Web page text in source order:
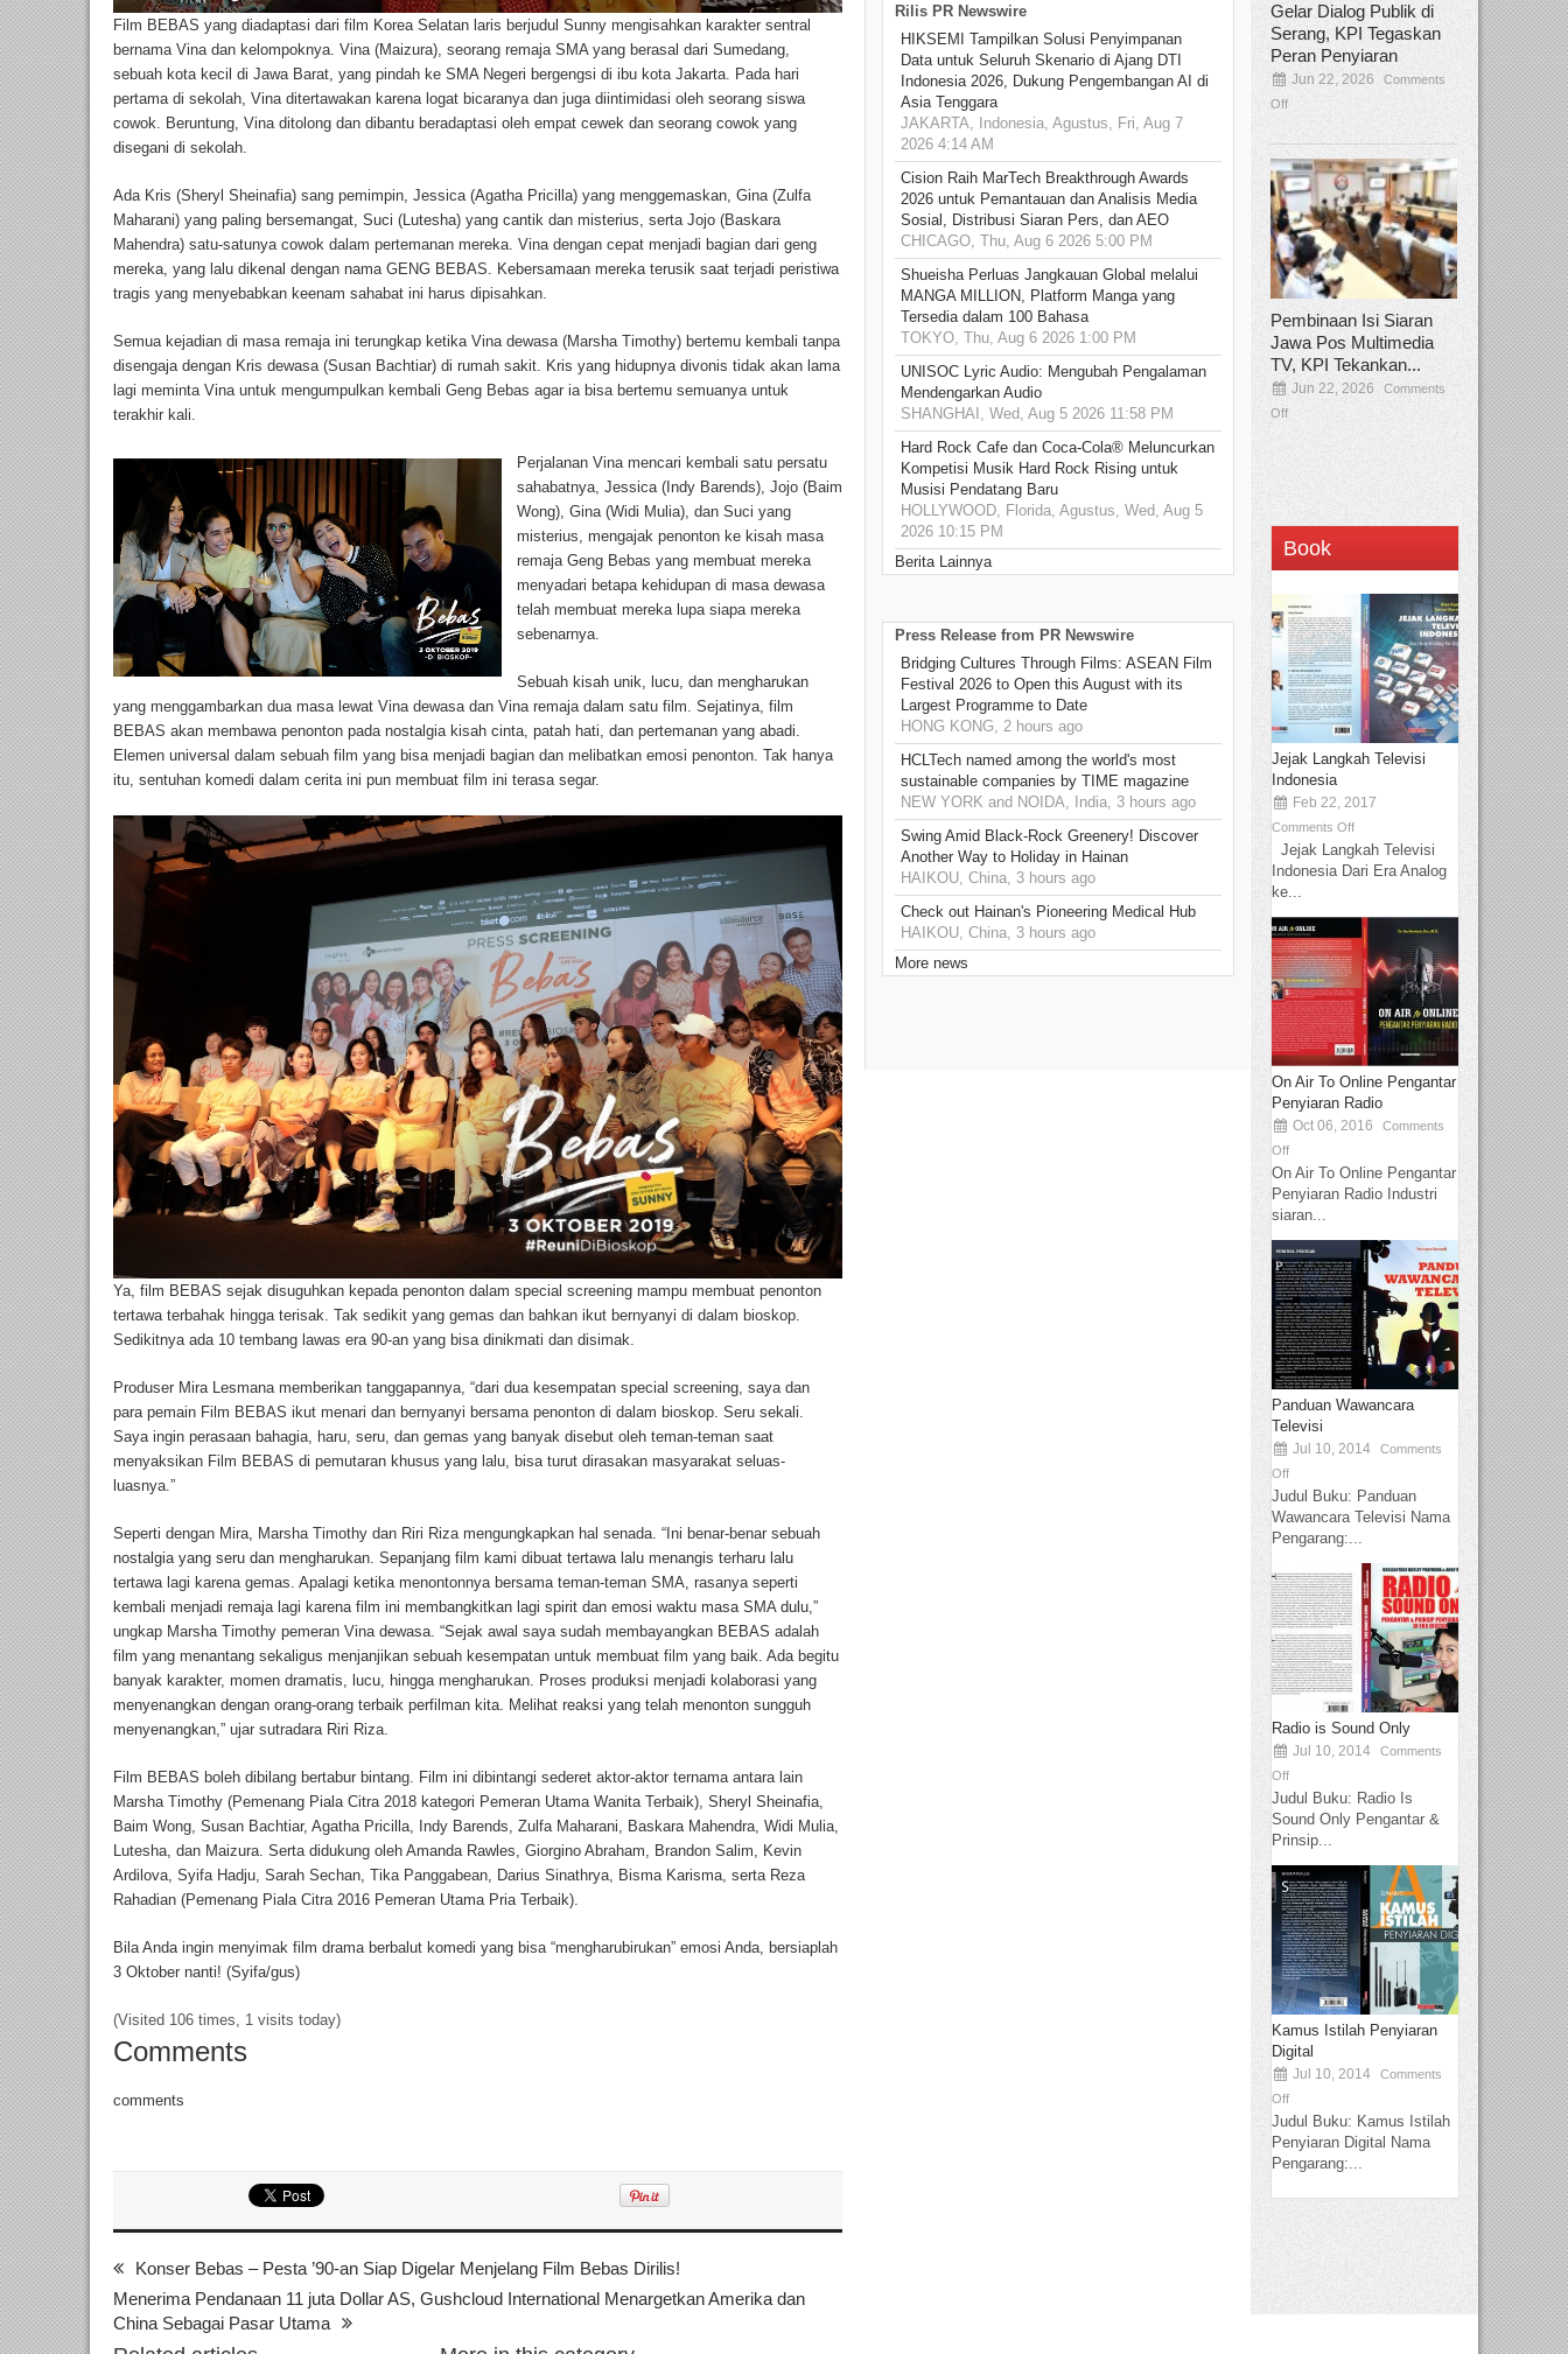
Film BEBAS yang diadaptasi dari film Korea Selatan laris berjudul Sunny mengisahkan karakter sentral
bernama Vina dan kelompoknya. Vina (Maizura), seorang remaja SMA yang berasal dari Sumedang,
sebuah kota kecil di Jawa Barat, yang pindah ke SMA Negeri bergengsi di ibu kota Jakarta. Pada hari
pertama di sekolah, Vina ditertawakan karena logat bicaranya dan juga diintimidasi oleh seorang siswa
cowok. Beruntung, Vina ditolong dan dibantu beradaptasi oleh empat cewek dan seorang cowok yang
disegani di sekolah.
Ada Kris (Sheryl Sheinafia) sang pemimpin, Jessica (Agatha Pricilla) yang menggemaskan, Gina (Zulfa
Maharani) yang paling bersemangat, Suci (Lutesha) yang cantik dan misterius, serta Jojo (Baskara
Mahendra) satu-satunya cowok dalam pertemanan mereka. Vina dengan cepat menjadi bagian dari geng
mereka, yang lalu dikenal dengan nama GENG BEBAS. Kebersamaan mereka terusik saat terjadi peristiwa
tragis yang menyebabkan keenam sahabat ini harus dipisahkan.
Semua kejadian di masa remaja ini terungkap ketika Vina dewasa (Marsha Timothy) bertemu kembali tanpa
disengaja dengan Kris dewasa (Susan Bachtiar) di rumah sakit. Kris yang hidupnya divonis tidak akan lama
lagi meminta Vina untuk mengumpulkan kembali Geng Bebas agar ia bisa bertemu semuanya untuk
terakhir kali.
Perjalanan Vina mencari kembali satu persatu
sahabatnya, Jessica (Indy Barends), Jojo (Baim
Wong), Gina (Widi Mulia), dan Suci yang
misterius, mengajak penonton ke kisah masa
remaja Geng Bebas yang membuat mereka
menyadari betapa kehidupan di masa dewasa
telah membuat mereka lupa siapa mereka
sebenarnya.
Sebuah kisah unik, lucu, dan mengharukan
yang menggambarkan dua masa lewat Vina dewasa dan Vina remaja dalam satu film. Sejatinya, film
BEBAS akan membawa penonton pada nostalgia kisah cinta, patah hati, dan pertemanan yang abadi.
Elemen universal dalam sebuah film yang bisa menjadi bagian dan melibatkan emosi penonton. Tak hanya
itu, sentuhan komedi dalam cerita ini pun membuat film ini terasa segar.
Ya, film BEBAS sejak disuguhkan kepada penonton dalam special screening mampu membuat penonton
tertawa terbahak hingga terisak. Tak sedikit yang gemas dan bahkan ikut bernyanyi di dalam bioskop.
Sedikitnya ada 10 tembang lawas era 90-an yang bisa dinikmati dan disimak.
Produser Mira Lesmana memberikan tanggapannya, “dari dua kesempatan special screening, saya dan
para pemain Film BEBAS ikut menari dan bernyanyi bersama penonton di dalam bioskop. Seru sekali.
Saya ingin perasaan bahagia, haru, seru, dan gemas yang banyak disebut oleh teman-teman saat
menyaksikan Film BEBAS di pemutaran khusus yang lalu, bisa turut dirasakan masyarakat seluas-
luasnya.”
Seperti dengan Mira, Marsha Timothy dan Riri Riza mengungkapkan hal senada. “Ini benar-benar sebuah
nostalgia yang seru dan mengharukan. Sepanjang film kami dibuat tertawa lalu menangis terharu lalu
tertawa lagi karena gemas. Apalagi ketika menontonnya bersama teman-teman SMA, rasanya seperti
kembali menjadi remaja lagi karena film ini membangkitkan lagi spirit dan emosi waktu masa SMA dulu,”
ungkap Marsha Timothy pemeran Vina dewasa. “Sejak awal saya sudah membayangkan BEBAS adalah
film yang menantang sekaligus menjanjikan sebuah kesempatan untuk membuat film yang baik. Ada begitu
banyak karakter, momen dramatis, lucu, hingga mengharukan. Proses produksi menjadi kolaborasi yang
menyenangkan dengan orang-orang terbaik perfilman kita. Melihat reaksi yang telah menonton sungguh
menyenangkan,” ujar sutradara Riri Riza.
Film BEBAS boleh dibilang bertabur bintang. Film ini dibintangi sederet aktor-aktor ternama antara lain
Marsha Timothy (Pemenang Piala Citra 2018 kategori Pemeran Utama Wanita Terbaik), Sheryl Sheinafia,
Baim Wong, Susan Bachtiar, Agatha Pricilla, Indy Barends, Zulfa Maharani, Baskara Mahendra, Widi Mulia,
Lutesha, dan Maizura. Serta didukung oleh Amanda Rawles, Giorgino Abraham, Brandon Salim, Kevin
Ardilova, Syifa Hadju, Sarah Sechan, Tika Panggabean, Darius Sinathrya, Bisma Karisma, serta Reza
Rahadian (Pemenang Piala Citra 2016 Pemeran Utama Pria Terbaik).
Bila Anda ingin menyimak film drama berbalut komedi yang bisa “mengharubirukan” emosi Anda, bersiaplah
3 Oktober nanti! (Syifa/gus)
(Visited 106 times, 1 visits today)
Comments
comments
Konser Bebas – Pesta ’90-an Siap Digelar Menjelang Film Bebas Dirilis!
Menerima Pendanaan 11 juta Dollar AS, Gushcloud International Menargetkan Amerika dan
China Sebagai Pasar Utama
Rilis PR Newswire
HIKSEMI Tampilkan Solusi Penyimpanan
Data untuk Seluruh Skenario di Ajang DTI
Indonesia 2026, Dukung Pengembangan AI di
Asia Tenggara
JAKARTA, Indonesia, Agustus, Fri, Aug 7
2026 4:14 AM
Cision Raih MarTech Breakthrough Awards
2026 untuk Pemantauan dan Analisis Media
Sosial, Distribusi Siaran Pers, dan AEO
CHICAGO, Thu, Aug 6 2026 5:00 PM
Shueisha Perluas Jangkauan Global melalui
MANGA MILLION, Platform Manga yang
Tersedia dalam 100 Bahasa
TOKYO, Thu, Aug 6 2026 1:00 PM
UNISOC Lyric Audio: Mengubah Pengalaman
Mendengarkan Audio
SHANGHAI, Wed, Aug 5 2026 11:58 PM
Hard Rock Cafe dan Coca-Cola® Meluncurkan
Kompetisi Musik Hard Rock Rising untuk
Musisi Pendatang Baru
HOLLYWOOD, Florida, Agustus, Wed, Aug 5
2026 10:15 PM
Berita Lainnya
Press Release from PR Newswire
Bridging Cultures Through Films: ASEAN Film
Festival 2026 to Open this August with its
Largest Programme to Date
HONG KONG, 2 hours ago
HCLTech named among the world's most
sustainable companies by TIME magazine
NEW YORK and NOIDA, India, 3 hours ago
Swing Amid Black‑Rock Greenery! Discover
Another Way to Holiday in Hainan
HAIKOU, China, 3 hours ago
Check out Hainan's Pioneering Medical Hub
HAIKOU, China, 3 hours ago
More news
Gelar Dialog Publik di
Serang, KPI Tegaskan
Peran Penyiaran
Jun 22, 2026
Comments
Off
Pembinaan Isi Siaran
Jawa Pos Multimedia
TV, KPI Tekankan...
Jun 22, 2026
Comments
Off
Book
Jejak Langkah Televisi
Indonesia
Feb 22, 2017
Comments Off
Jejak Langkah Televisi
Indonesia Dari Era Analog
ke...
On Air To Online Pengantar
Penyiaran Radio
Oct 06, 2016
Comments
Off
On Air To Online Pengantar
Penyiaran Radio Industri
siaran...
Panduan Wawancara
Televisi
Jul 10, 2014
Comments
Off
Judul Buku: Panduan
Wawancara Televisi Nama
Pengarang:...
Radio is Sound Only
Jul 10, 2014
Comments
Off
Judul Buku: Radio Is
Sound Only Pengantar &
Prinsip...
Kamus Istilah Penyiaran
Digital
Jul 10, 2014
Comments
Off
Judul Buku: Kamus Istilah
Penyiaran Digital Nama
Pengarang:...